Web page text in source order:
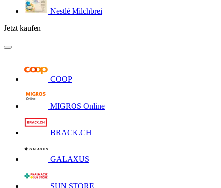
Nestlé Milchbrei
Jetzt kaufen
COOP
MIGROS Online
BRACK.CH
GALAXUS
SUN STORE